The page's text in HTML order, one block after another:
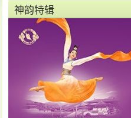
神韵特辑